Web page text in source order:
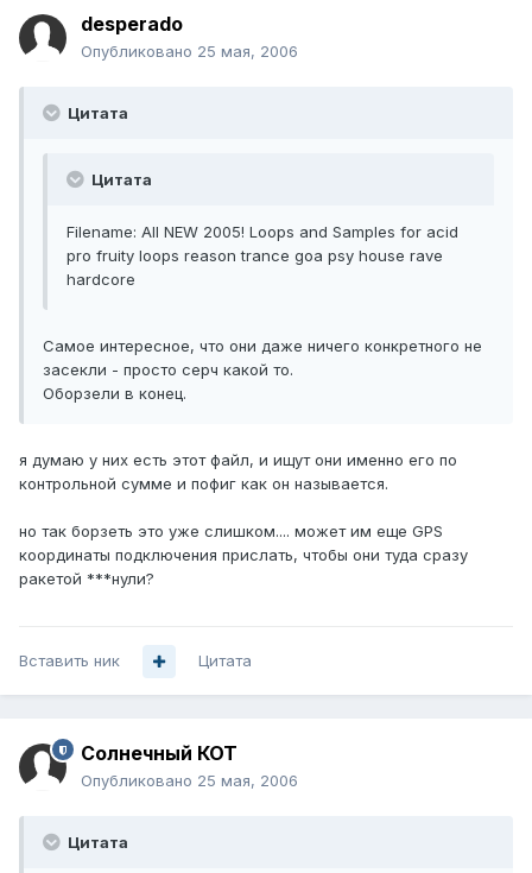
desperado
Опубликовано 25 мая, 2006
Цитата
Цитата
Filename: All NEW 2005! Loops and Samples for acid
pro fruity loops reason trance goa psy house rave
hardcore
Самое интересное, что они даже ничего конкретного не
засекли - просто серч какой то.
Оборзели в конец.
я думаю у них есть этот файл, и ищут они именно его по
контрольной сумме и пофиг как он называется.
но так борзеть это уже слишком.... может им еще GPS
координаты подключения прислать, чтобы они туда сразу
ракетой ***нули?
Вставить ник Цитата
Солнечный КОТ
Опубликовано 25 мая, 2006
Цитата